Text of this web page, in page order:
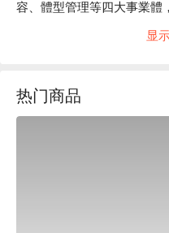
容、體型管理等四大事業體
品到療程方案，都基於先
安全的保障。
光澤愛美肌 - 江子翠評價：
显
热门商品